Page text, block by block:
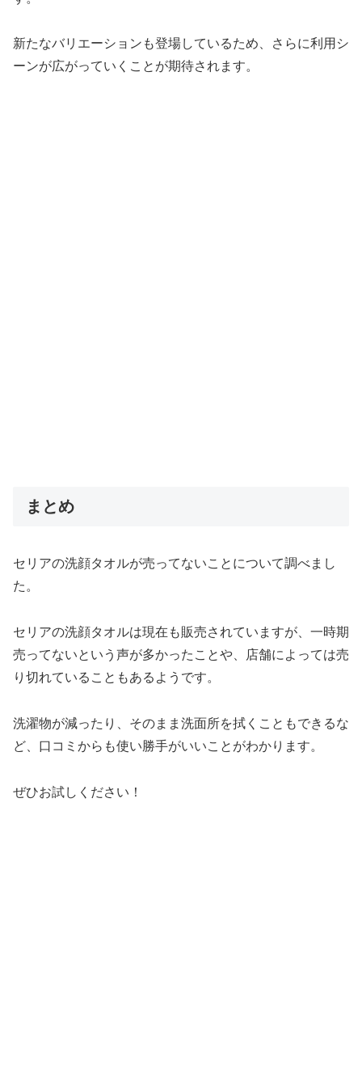
新たなバリエーションも登場しているため、さらに利用シ
ーンが広がっていくことが期待されます。
まとめ
セリアの洗顔タオルが売ってないことについて調べまし
た。
セリアの洗顔タオルは現在も販売されていますが、一時期
売ってないという声が多かったことや、店舗によっては売
り切れていることもあるようです。
洗濯物が減ったり、そのまま洗面所を拭くこともできるな
ど、口コミからも使い勝手がいいことがわかります。
ぜひお試しください！